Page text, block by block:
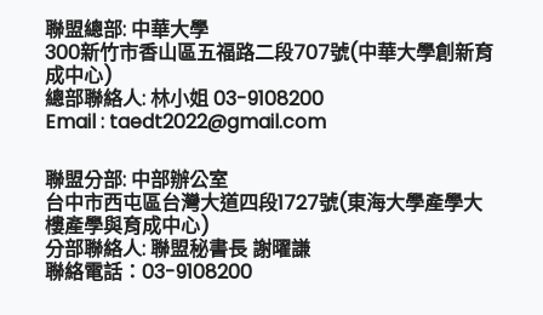
聯盟總部: 中華大學
300新竹市香山區五福路二段707號(中華大學創新育
成中心)
總部聯絡人: 林小姐 03-9108200
Email : taedt2022@gmail.com
聯盟分部: 中部辦公室
台中市西屯區台灣大道四段1727號(東海大學產學大
樓產學與育成中心)
分部聯絡人: 聯盟秘書長 謝曜謙
聯絡電話：03-9108200